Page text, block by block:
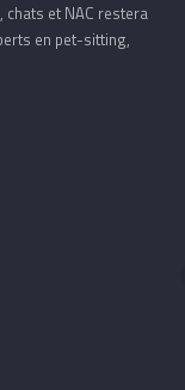
chats et NAC restera
en pet-sitting,